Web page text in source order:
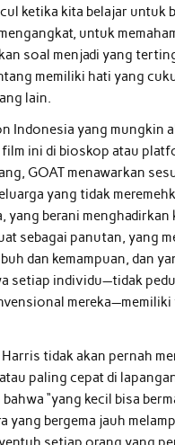
ketika kita belajar untuk
untuk
soal menjadi yang
memiliki hati yang
lain.
Indonesia yang mungkin
ini di bioskop atau
GOAT menawarkan
yang tidak
yang berani menghadirkan
sebagai panutan, yang
dan kemampuan, dan
setiap individu—tidak
mereka—memiliki
tidak akan pernah
paling cepat di
“yang kecil bisa
yang bergema jauh